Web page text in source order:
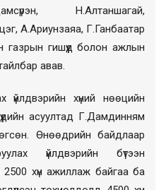
Н.Алтаншагай,
А.Ариунзаяа, Г.Ганбаатар
газрын гишүүд болон ажлын
авав.
үйлдвэрийн хүний нөөцийн
асуултад Г.Дамдинням
Өнөөдрийн байдлаар
үйлдвэрийн бүтээн
2500 хүн ажиллаж байгаа ба